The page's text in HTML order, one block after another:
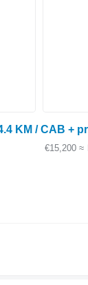
≈ €15,200